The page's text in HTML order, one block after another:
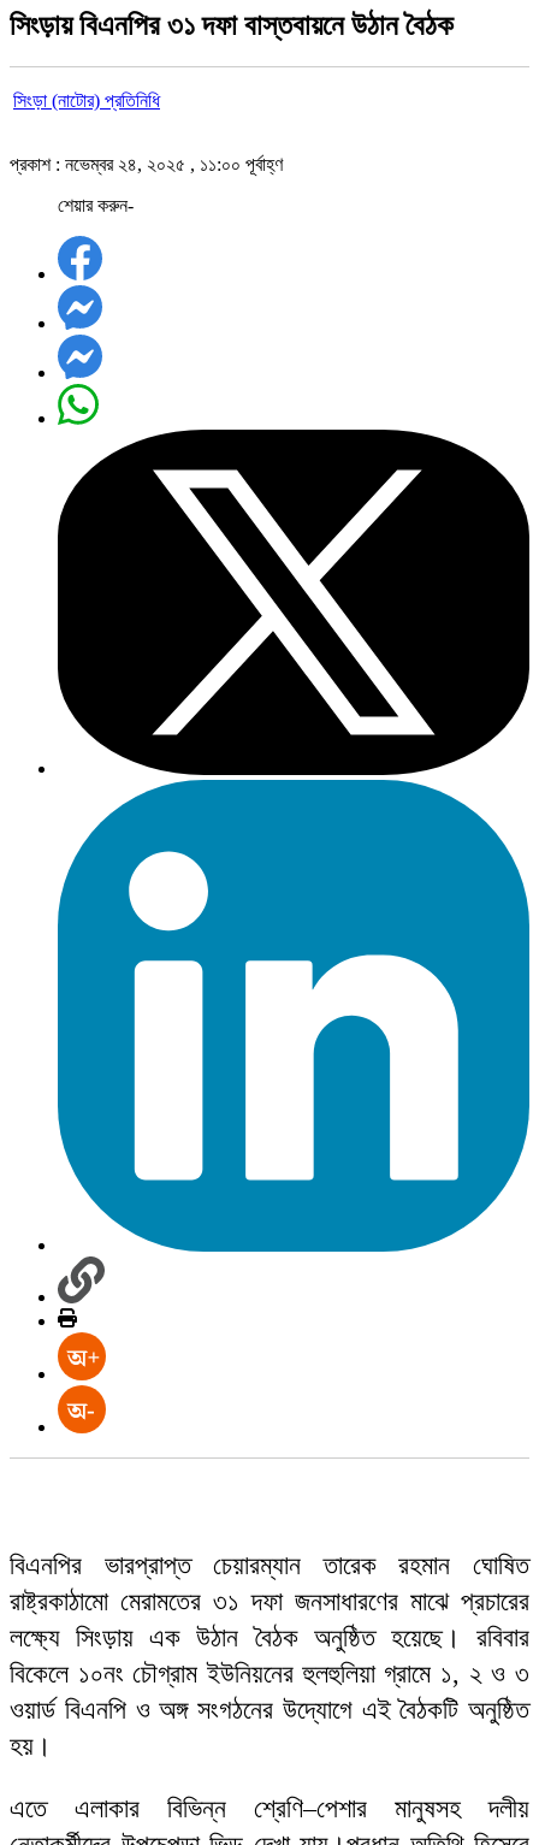
সিংড়ায় বিএনপির ৩১ দফা বাস্তবায়নে উঠান বৈঠক
সিংড়া (নাটোর) প্রতিনিধি
প্রকাশ : নভেম্বর ২৪, ২০২৫ , ১১:০০ পূর্বাহ্ণ
শেয়ার করুন-
বিএনপির ভারপ্রাপ্ত চেয়ারম্যান তারেক রহমান ঘোষিত
রাষ্ট্রকাঠামো মেরামতের ৩১ দফা জনসাধারণের মাঝে প্রচারের
লক্ষ্যে সিংড়ায় এক উঠান বৈঠক অনুষ্ঠিত হয়েছে। রবিবার
বিকেলে ১০নং চৌগ্রাম ইউনিয়নের হুলহুলিয়া গ্রামে ১, ২ ও ৩
ওয়ার্ড বিএনপি ও অঙ্গ সংগঠনের উদ্যোগে এই বৈঠকটি অনুষ্ঠিত
হয়।
এতে এলাকার বিভিন্ন শ্রেণি–পেশার মানুষসহ দলীয়